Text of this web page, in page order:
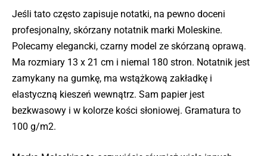
Jeśli tato często zapisuje notatki, na pewno doceni
profesjonalny, skórzany notatnik marki Moleskine.
Polecamy elegancki, czarny model ze skórzaną oprawą.
Ma rozmiary 13 x 21 cm i niemal 180 stron. Notatnik jest
zamykany na gumkę, ma wstążkową zakładkę i
elastyczną kieszeń wewnątrz. Sam papier jest
bezkwasowy i w kolorze kości słoniowej. Gramatura to
100 g/m2.